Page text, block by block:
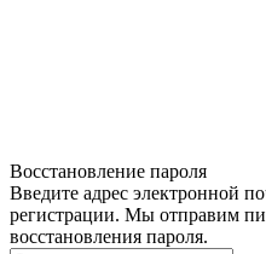
Восстановление пароля
Введите адрес электронной
регистрации. Мы отправим
восстановления пароля.